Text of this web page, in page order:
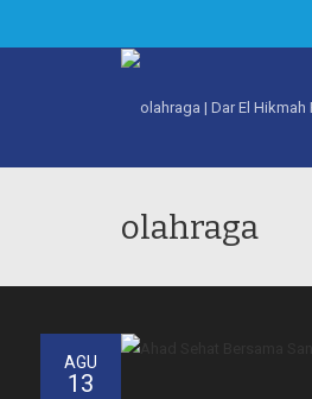
olahraga
AGU
13